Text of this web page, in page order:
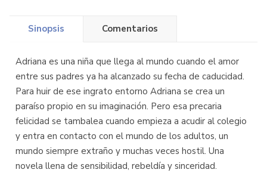
Sinopsis Comentarios
Adriana es una niña que llega al mundo cuando el amor
entre sus padres ya ha alcanzado su fecha de caducidad.
Para huir de ese ingrato entorno Adriana se crea un
paraíso propio en su imaginación. Pero esa precaria
felicidad se tambalea cuando empieza a acudir al colegio
y entra en contacto con el mundo de los adultos, un
mundo siempre extraño y muchas veces hostil. Una
novela llena de sensibilidad, rebeldía y sinceridad.